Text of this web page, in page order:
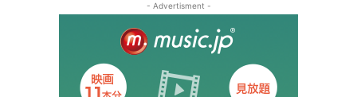
- Advertisment -